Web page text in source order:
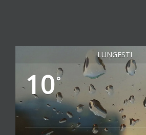
LUNGESTI
10°